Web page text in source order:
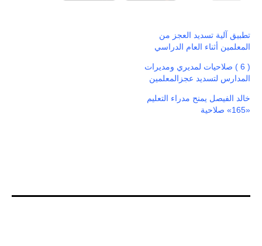
تطبيق آلية تسديد العجز من
المعلمين أثناء العام الدراسي
( 6 ) صلاحيات لمديري ومديرات
المدارس لتسديد عجزالمعلمين
خالد الفيصل يمنح مدراء التعليم
«165» صلاحية